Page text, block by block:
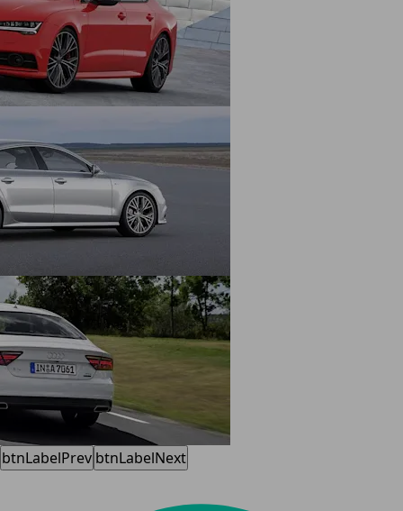
btnLabelPrev btnLabelNext